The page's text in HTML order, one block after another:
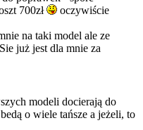
700zł
oczywiście
na taki model ale ze
już jest dla mnie za
modeli docierają do
o wiele tańsze a jeżeli, to